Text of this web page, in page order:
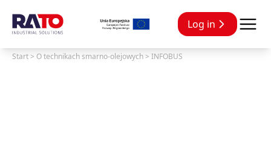
Log in
Start> O technikach smarno-olejowych> INFOBUS